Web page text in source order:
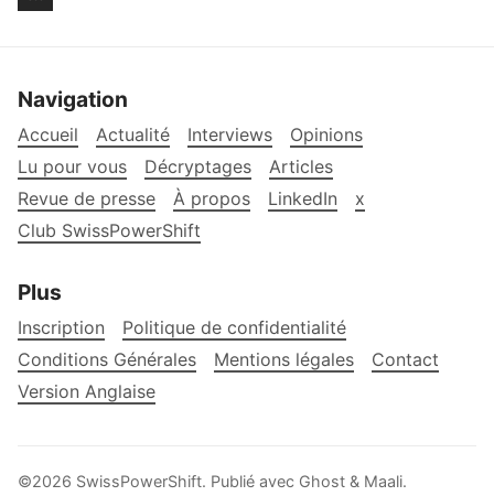
Navigation
Accueil Actualité Interviews
Opinions
Lu pour vous
Décryptages
Articles
Revue de presse
À propos LinkedIn
x
Club SwissPowerShift
Plus
Inscription
Politique de confidentialité
Conditions Générales
Mentions légales
Contact
Version Anglaise
©2026 SwissPowerShift. Publié avec Ghost & Maali.